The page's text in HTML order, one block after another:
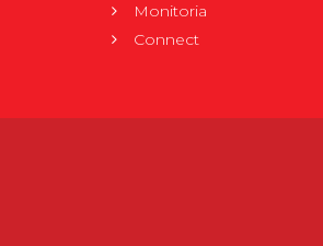
Monitoria
Connect